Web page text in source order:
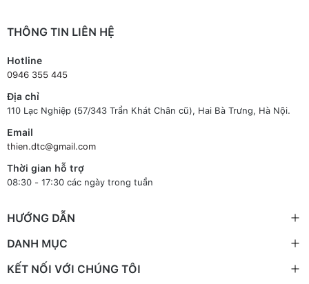
THÔNG TIN LIÊN HỆ
Hotline
0946 355 445
Địa chỉ
110 Lạc Nghiệp (57/343 Trần Khát Chân cũ), Hai Bà Trưng, Hà Nội.
Email
thien.dtc@gmail.com
Thời gian hỗ trợ
08:30 - 17:30 các ngày trong tuần
HƯỚNG DẪN
DANH MỤC
KẾT NỐI VỚI CHÚNG TÔI